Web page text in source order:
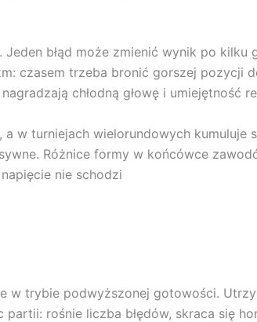
błąd może zmienić wynik po kilku
czasem trzeba bronić gorszej pozycji
chłodną głowę i umiejętność
w turniejach wielorundowych kumuluje
Różnice formy w końcówce
nie schodzi
w trybie podwyższonej gotowości.
rośnie liczba błędów, skraca się